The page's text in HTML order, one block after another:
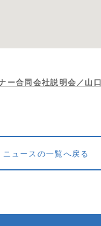
ー合同会社説明会／山口
ニュースの一覧へ戻る